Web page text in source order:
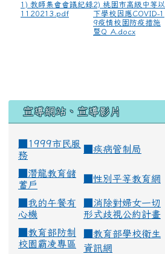
1) 教師集會會議紀錄
1120213.pdf
2) 桃園市高級中等以
下學校因應COVID-1
9疫情校園防疫措施
暨Q_A.docx
宣導網站、宣導影片
■1999市民服
務
疾病管制局
潛龍教育儲
蓄戶
性別平等教育網
我的午餐有
心機
消除對婦女一切
形式歧視公約計畫
教育部防制
校園霸凌專區
教育部學校衛生
資訊網